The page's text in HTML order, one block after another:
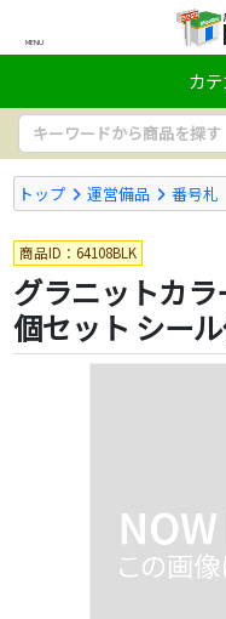
MENU
カ
トップ 運営備品 番号札
商品ID：64108BLK
グラニットカ
個セット シー